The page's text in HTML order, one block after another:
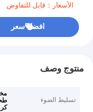
الأسعار：قابل للتفاوض
افضل سعر
منتوج وصف
تسليط الضوء